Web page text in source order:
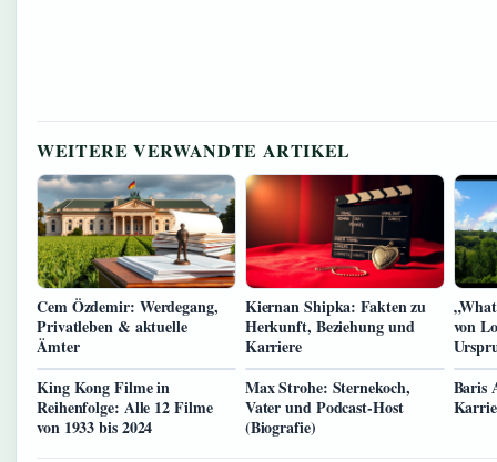
WEITERE VERWANDTE ARTIKEL
Cem Özdemir: Werdegang,
Privatleben & aktuelle
Ämter
Kiernan Shipka: Fakten zu
Herkunft, Beziehung und
Karriere
von
King Kong Filme in
Reihenfolge: Alle 12 Filme
von 1933 bis 2024
Max Strohe: Sternekoch,
Vater und Podcast-Host
(Biografie)
Baris